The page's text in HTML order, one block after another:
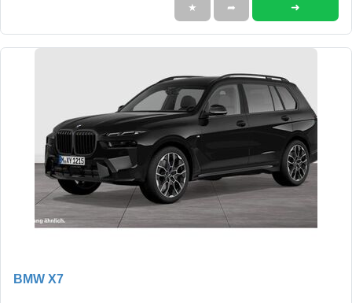
★ ➦ ➜
BMW X7